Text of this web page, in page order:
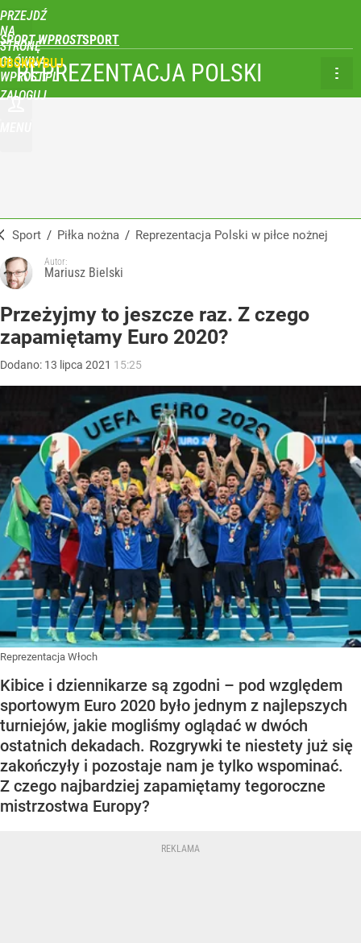
PRZEJDŹ
NA
STRONĘ
GŁÓWNĄ
WPROST.PL
SPORT WPROST
ZALOGUJ
REPREZENTACJA POLSKI
Sport / Piłka nożna / Reprezentacja Polski w piłce nożnej
Autor:
Mariusz Bielski
Przeżyjmy to jeszcze raz. Z czego
zapamiętamy Euro 2020?
Dodano: 13 lipca 2021 15:25
Reprezentacja Włoch
Kibice i dziennikarze są zgodni – pod względem
sportowym Euro 2020 było jednym z najlepszych
turniejów, jakie mogliśmy oglądać w dwóch
ostatnich dekadach. Rozgrywki te niestety już się
zakończyły i pozostaje nam je tylko wspominać.
Z czego najbardziej zapamiętamy tegoroczne
mistrzostwa Europy?